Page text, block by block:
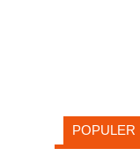
POPULER